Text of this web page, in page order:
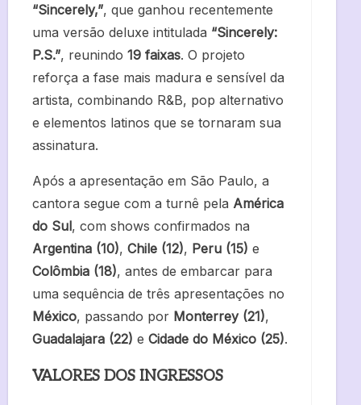
“Sincerely,”, que ganhou recentemente
uma versão deluxe intitulada “Sincerely:
P.S.”, reunindo 19 faixas. O projeto
reforça a fase mais madura e sensível da
artista, combinando R&B, pop alternativo
e elementos latinos que se tornaram sua
assinatura.
Após a apresentação em São Paulo, a
cantora segue com a turnê pela América
do Sul, com shows confirmados na
Argentina (10), Chile (12), Peru (15) e
Colômbia (18), antes de embarcar para
uma sequência de três apresentações no
México, passando por Monterrey (21),
Guadalajara (22) e Cidade do México (25).
VALORES DOS INGRESSOS